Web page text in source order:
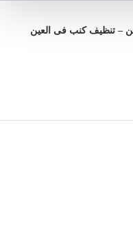
– تنظيف كنب فى العين